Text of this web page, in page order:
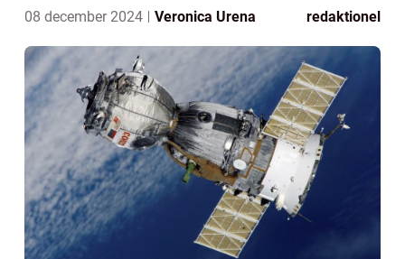
08 december 2024 Veronica Urena redaktionel